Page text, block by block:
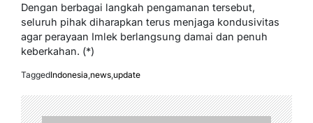
Dengan berbagai langkah pengamanan tersebut,
seluruh pihak diharapkan terus menjaga kondusivitas
agar perayaan Imlek berlangsung damai dan penuh
keberkahan. (*)
TaggedIndonesia news update